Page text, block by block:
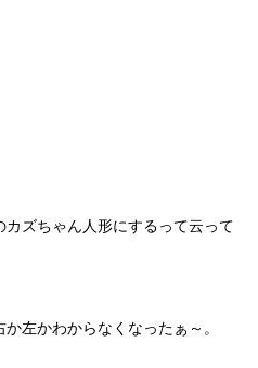
ズちゃん人形にするって云って
左かわからなくなったぁ～。